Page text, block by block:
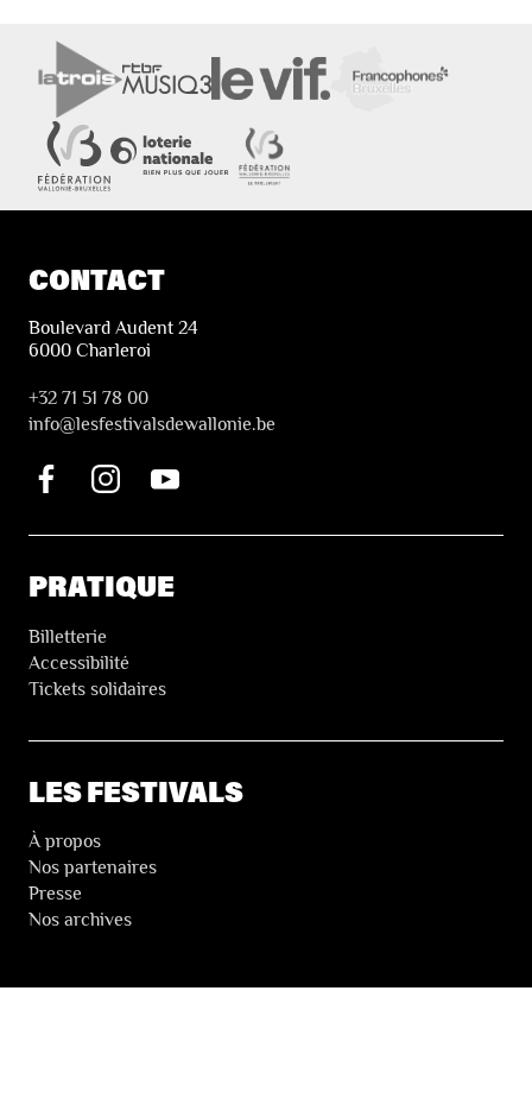
CONTACT
Boulevard Audent 24
6000 Charleroi
+32 71 51 78 00
info@lesfestivalsdewallonie.be
PRATIQUE
Billetterie
Accessibilité
Tickets solidaires
LES FESTIVALS
À propos
Nos partenaires
Presse
Nos archives